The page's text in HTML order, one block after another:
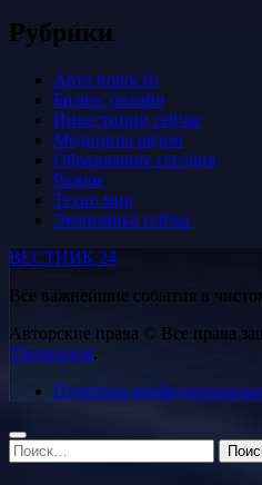
Рубрики
Авто новости
Бизнес онлайн
Инвестиции сейчас
Медицина рядом
Образование сегодня
Разное
Техно мир
Экономика сейчас
ВЕСТНИК 24
Все важнейшие события в
Авторские права © Все права
Themeansar.
Политика
Найти: